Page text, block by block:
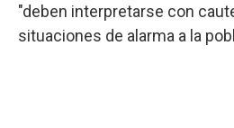
"deben interpretarse con
situaciones de alarma a la